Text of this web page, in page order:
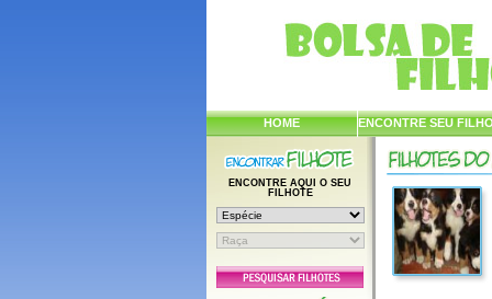
HOME ENCONTRE SEU
ENCONTRE AQUI O SEU
FILHOTE